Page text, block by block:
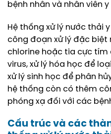
bệnh nhân và nhân viên y
Hệ thống xử lý nước thải
công đoạn xử lý đặc biệt
chlorine hoặc tia cực tím
virus, xử lý hóa học để
xử lý sinh học để phân
hệ thống còn có thêm
phóng xạ đối với các
Cấu trúc và các